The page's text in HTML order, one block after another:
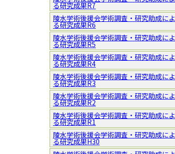
る研究成果R7
陵水学術後援会学術調査・研究助成によ
る研究成果R6
陵水学術後援会学術調査・研究助成によ
る研究成果R5
陵水学術後援会学術調査・研究助成によ
る研究成果R4
陵水学術後援会学術調査・研究助成によ
る研究成果R3
陵水学術後援会学術調査・研究助成によ
る研究成果R2
陵水学術後援会学術調査・研究助成によ
る研究成果R1
陵水学術後援会学術調査・研究助成によ
る研究成果H30